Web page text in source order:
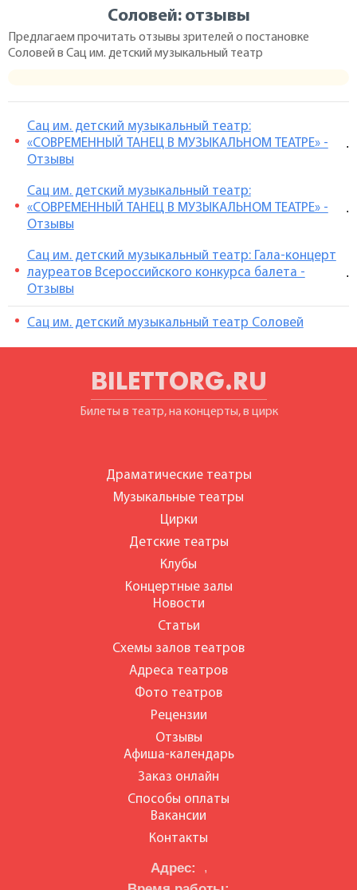
Соловей: отзывы
Предлагаем прочитать отзывы зрителей о постановке
Соловей в Сац им. детский музыкальный театр
Сац им. детский музыкальный театр:
«СОВРЕМЕННЫЙ ТАНЕЦ В МУЗЫКАЛЬНОМ ТЕАТРЕ» -
Отзывы
.
Сац им. детский музыкальный театр:
«СОВРЕМЕННЫЙ ТАНЕЦ В МУЗЫКАЛЬНОМ ТЕАТРЕ» -
Отзывы
.
Сац им. детский музыкальный театр: Гала-концерт
лауреатов Всероссийского конкурса балета -
Отзывы
.
Сац им. детский музыкальный театр Соловей
BILETTORG.RU
Билеты в театр, на концерты, в цирк
Адрес: ,
Драматические театры
Музыкальные театры
Цирки
Детские театры
Клубы
Концертные залы
Новости
Статьи
Схемы залов театров
Адреса театров
Фото театров
Рецензии
Отзывы
Афиша-календарь
Заказ онлайн
Способы оплаты
Вакансии
Контакты